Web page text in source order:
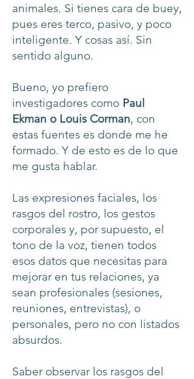
animales. Si tienes cara de buey,
pues eres terco, pasivo, y poco
inteligente. Y cosas así. Sin
sentido alguno.
Bueno, yo prefiero
investigadores como Paul
Ekman o Louis Corman, con
estas fuentes es donde me he
formado. Y de esto es de lo que
me gusta hablar.
Las expresiones faciales, los
rasgos del rostro, los gestos
corporales y, por supuesto, el
tono de la voz, tienen todos
esos datos que necesitas para
mejorar en tus relaciones, ya
sean profesionales (sesiones,
reuniones, entrevistas), o
personales, pero no con listados
absurdos.
Saber observar los rasgos del